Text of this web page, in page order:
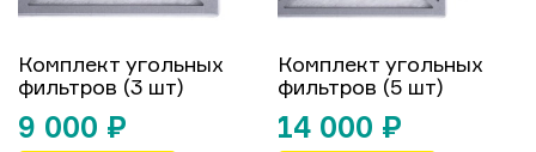
Комплект угольных
фильтров (3 шт)
9 000 ₽
Комплект угольных
фильтров (5 шт)
14 000 ₽